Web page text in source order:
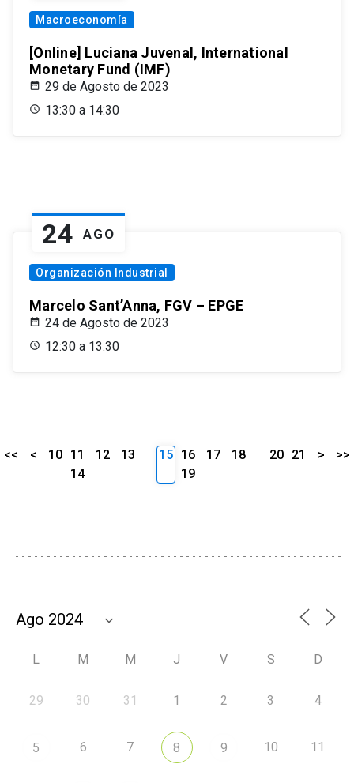
Macroeconomía
[Online] Luciana Juvenal, International
Monetary Fund (IMF)
29 de Agosto de 2023
13:30 a 14:30
24 AGO
Organización Industrial
Marcelo Sant’Anna, FGV – EPGE
24 de Agosto de 2023
12:30 a 13:30
<< < 10 11 12
13
14
15 16 17
18
19
20 21 > >>
L M M J V S D
29 30 31 1 2 3 4
5 6 7 8 9 10 11